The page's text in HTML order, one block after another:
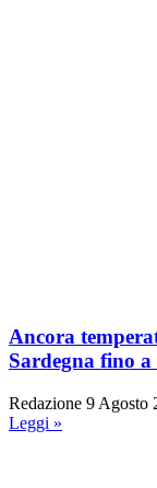
Ancora
Sardegna fino a
Redazione 9 Agosto
Leggi »